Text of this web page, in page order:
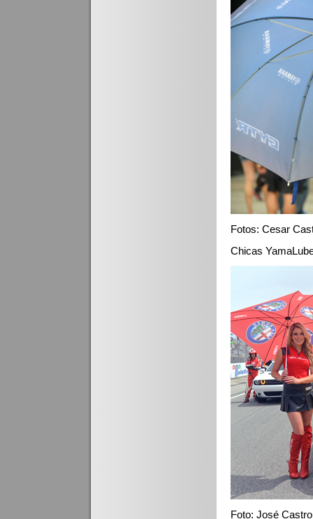
Fotos: Cesar
Chicas
Foto: José Castro